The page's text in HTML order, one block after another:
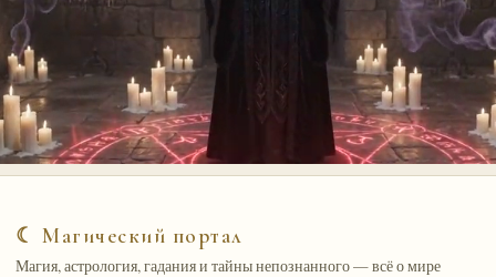
☾ Магический портал
Магия, астрология, гадания и тайны непознанного — всё о мире